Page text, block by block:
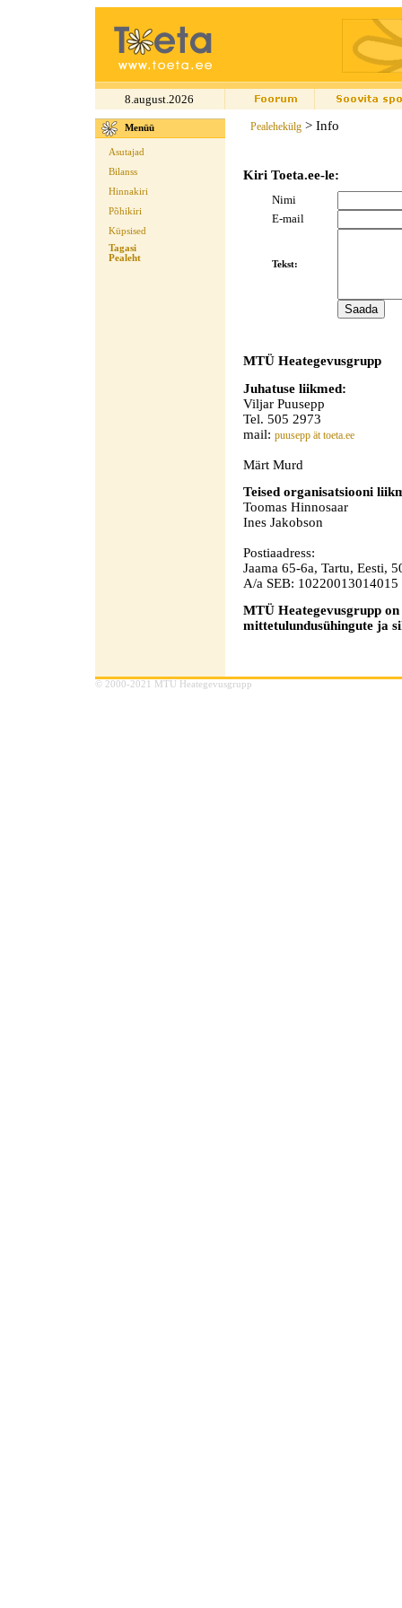
8.august.2026
Menüü
Asutajad
Bilanss
Hinnakiri
Põhikiri
Küpsised
Tagasi
Pealeht
Pealehekülg > Info
Kiri Toeta.ee-le:
Nimi
E-mail
Tekst:
MTÜ Heategevusgrupp
Juhatuse liikmed:
Viljar Puusepp
Tel. 505 2973
mail: puusepp ät toeta.ee
Märt Murd
Teised organisatsiooni
Toomas Hinnosaar
Ines Jakobson
Postiaadress:
Jaama 65-6a, Tartu, Eesti,
A/a SEB: 10220013014015
MTÜ Heategevusgrupp
mittetulundusühingute ja
© 2000-2021 MTÜ Heategevusgrupp